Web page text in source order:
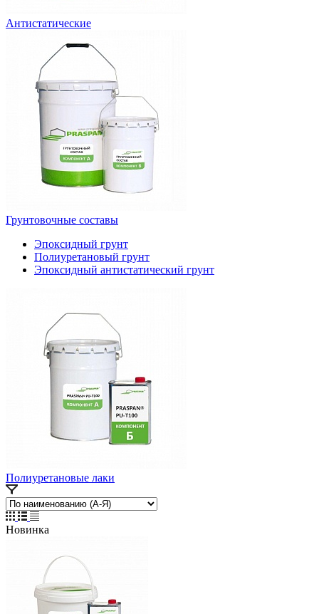
Антистатические
Грунтовочные составы
Эпоксидный грунт
Полиуретановый грунт
Эпоксидный антистатический грунт
Полиуретановые лаки
Новинка